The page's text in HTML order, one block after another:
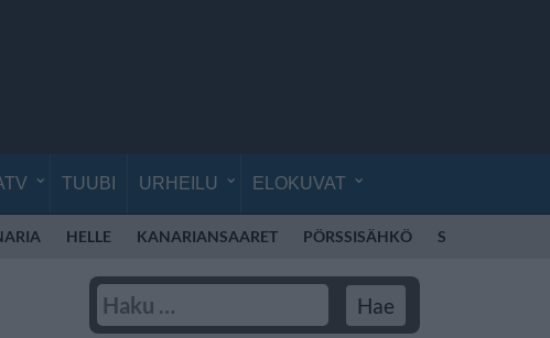
TUUBI URHEILU ELOKUVAT
HELLE KANARIANSAARET PÖRSSISÄHKÖ SÄHKÖ